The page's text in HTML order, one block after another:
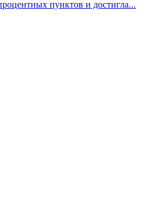
пунктов и достигла...